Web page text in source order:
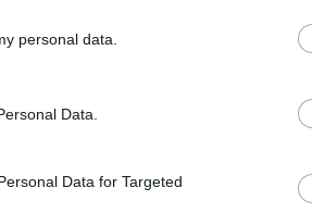
personal data.
Data.
Data for Targeted